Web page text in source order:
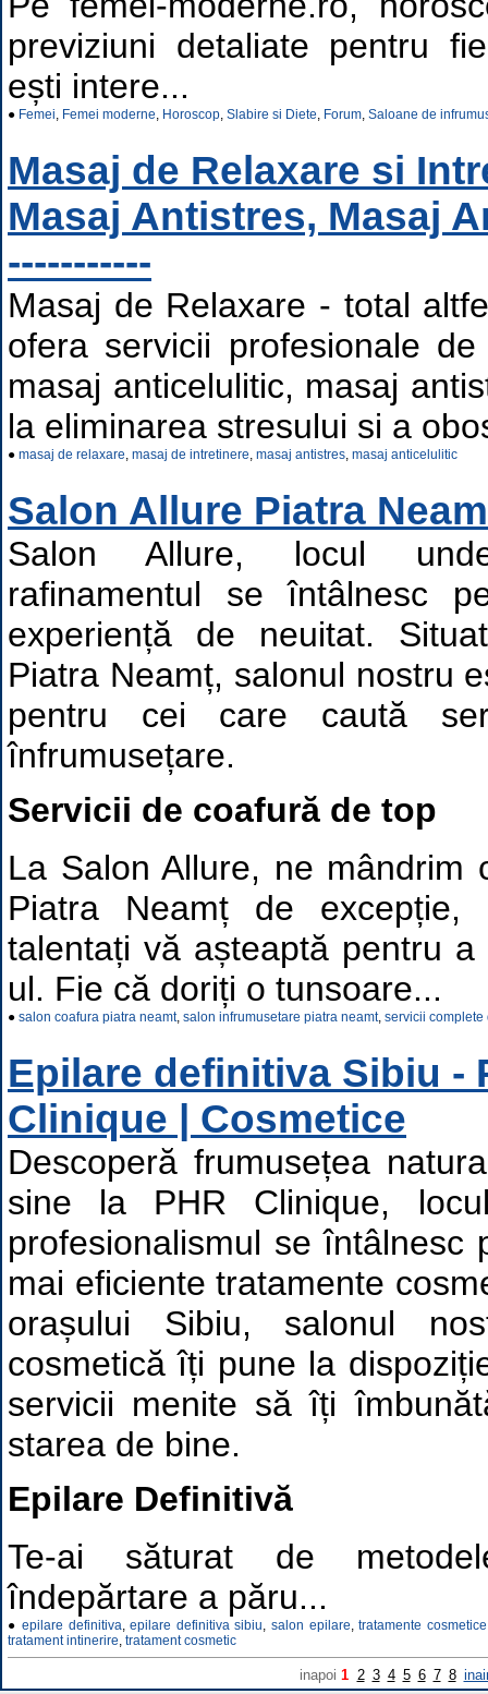
previziuni detaliate pentru
ești intere...
● Femei, Femei moderne, Horoscop, Slabire si Diete, Forum, Saloane de
Masaj de Relaxare si
Masaj Antistres, Masaj
-----------
Masaj de Relaxare - total
ofera servicii profesionale
masaj anticelulitic, masaj
la eliminarea stresului si a
● masaj de relaxare, masaj de intretinere, masaj antistres, masaj anticelulitic
Salon Allure Piatra
Salon Allure, locul
rafinamentul se întâlnesc
experiență de neuitat.
Piatra Neamț, salonul nostru
pentru cei care caută
înfrumusețare.
Servicii de coafură de top
La Salon Allure, ne mândrim
Piatra Neamț de excepție,
talentați vă așteaptă pentru
ul. Fie că doriți o tunsoare...
● salon coafura piatra neamt, salon infrumusetare piatra neamt, servicii complete
Epilare definitiva Sibiu -
Clinique | Cosmetice
Descoperă frumusețea
sine la PHR Clinique,
profesionalismul se întâlnesc
mai eficiente tratamente
orașului Sibiu, salonul
cosmetică îți pune la
servicii menite să îți
starea de bine.
Epilare Definitivă
Te-ai săturat de
îndepărtare a păru...
●epilare definitiva,epilare definitiva sibiu, salon epilare,tratamente cosmetice
tratament intinerire, tratament cosmetic
inapoi 1 2 3 4 5 6 7 8